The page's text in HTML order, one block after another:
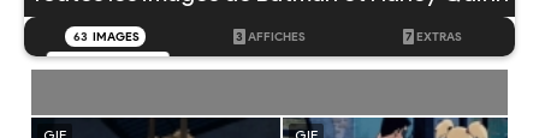
63 IMAGES 3 AFFICHES 7 EXTRAS